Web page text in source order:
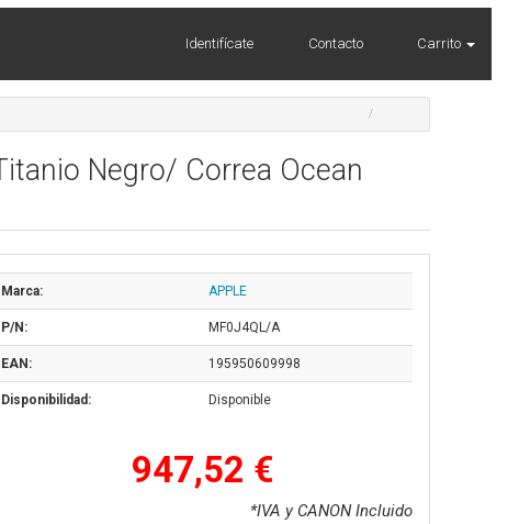
Identifícate Contacto Carrito
Negro/ Correa Ocean
Marca: APPLE
P/N: MF0J4QL/A
EAN: 195950609998
Disponibilidad: Disponible
947,52 €
*IVA y CANON Incluido